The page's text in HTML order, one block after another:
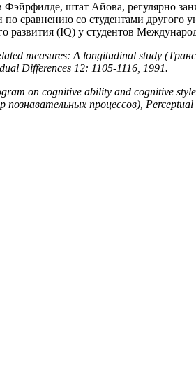
штат Айова, регулярно
сравнению со студентами другого
развития (IQ) у студентов
measures: A longitudinal study
Differences 12: 1105-1116, 1991.
on cognitive ability and cognitive
процессов),